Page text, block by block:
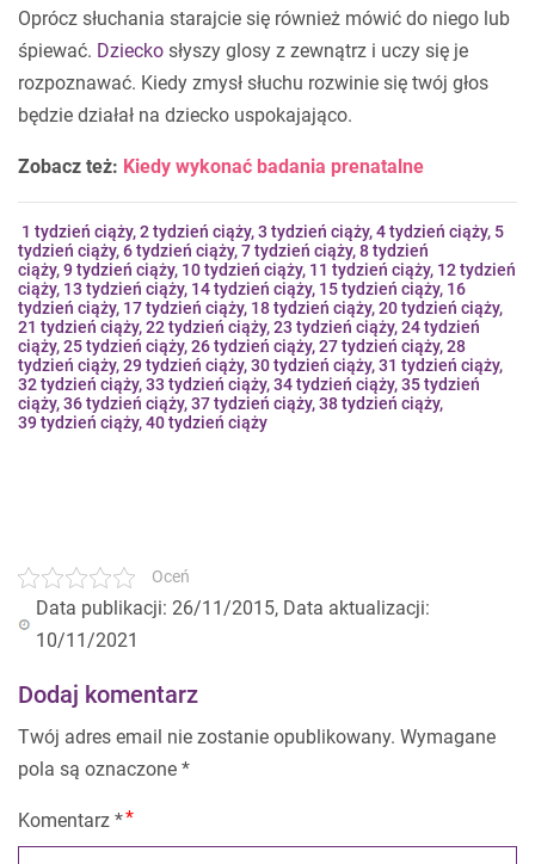
Oprócz słuchania starajcie się również mówić do niego lub
śpiewać. Dziecko słyszy glosy z zewnątrz i uczy się je
rozpoznawać. Kiedy zmysł słuchu rozwinie się twój głos
będzie działał na dziecko uspokajająco.
Zobacz też: Kiedy wykonać badania prenatalne
1 tydzień ciąży,2 tydzień ciąży,3 tydzień ciąży,4 tydzień ciąży, 5
tydzień ciąży,6 tydzień ciąży,7 tydzień ciąży,8 tydzień
ciąży,9 tydzień ciąży, 10 tydzień ciąży, 11 tydzień ciąży, 12 tydzień
ciąży, 13 tydzień ciąży, 14 tydzień ciąży, 15 tydzień ciąży, 16
tydzień ciąży, 17 tydzień ciąży, 18 tydzień ciąży,20 tydzień ciąży,
21 tydzień ciąży,22 tydzień ciąży,23 tydzień ciąży,24 tydzień
ciąży,25 tydzień ciąży,26 tydzień ciąży,27 tydzień ciąży,28
tydzień ciąży,29 tydzień ciąży,30 tydzień ciąży,31 tydzień ciąży,
32 tydzień ciąży,33 tydzień ciąży,34 tydzień ciąży,35 tydzień
ciąży,36 tydzień ciąży,37 tydzień ciąży,38 tydzień ciąży,
39 tydzień ciąży,40 tydzień ciąży
Oceń
Data publikacji: 26/11/2015, Data aktualizacji:
10/11/2021
Dodaj komentarz
Twój adres email nie zostanie opublikowany. Wymagane
pola są oznaczone *
Komentarz *